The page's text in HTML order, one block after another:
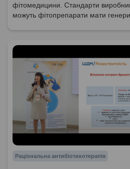
фітомедицини. Стандарти
можуть фітопрепарати мати
Раціональна антибіотикотерапія